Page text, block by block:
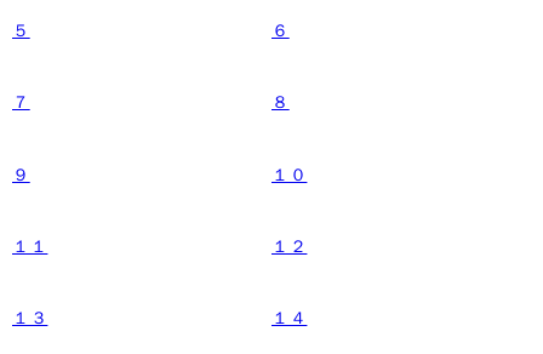
５ ６
７ ８
９ １０
１１ １２
１３ １４